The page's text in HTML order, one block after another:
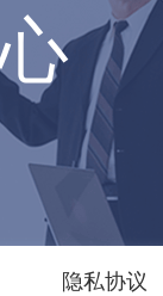
隐私协议